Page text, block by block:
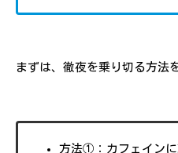
まずは、徹夜を乗り切る方法
方法①：カフェインに